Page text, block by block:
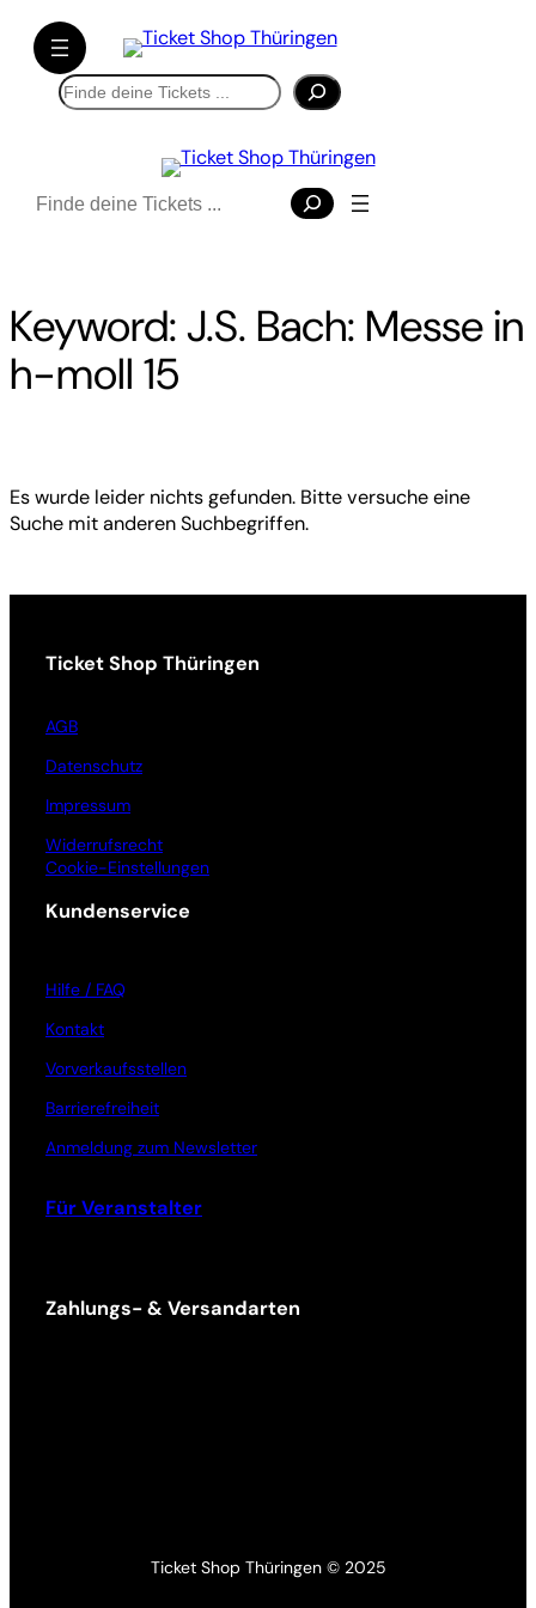
Direkt
zum
Inhalt
wechseln
Suchen
Suchen
Keyword:J.S. Bach: Messe in
h-moll 15
Es wurde leider nichts gefunden. Bitte versuche eine
Suche mit anderen Suchbegriffen.
Ticket Shop Thüringen
AGB
Datenschutz
Impressum
Widerrufsrecht
Cookie-Einstellungen
Kundenservice
Hilfe / FAQ
Kontakt
Vorverkaufsstellen
Barrierefreiheit
Anmeldung zum Newsletter
Für Veranstalter
Zahlungs- & Versandarten
Ticket Shop Thüringen © 2025